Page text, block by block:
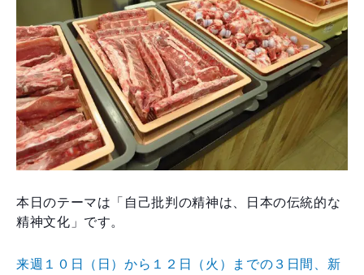
本日のテーマは「自己批判の精神は、日本の伝統的な
精神文化」です。
来週１０日（日）から１２日（火）までの３日間、新